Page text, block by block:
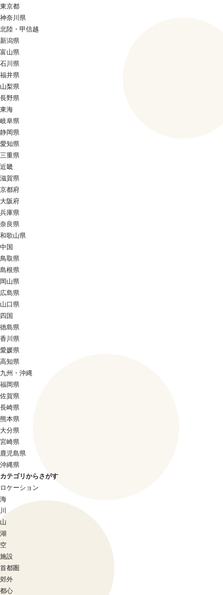
東京都
神奈川県
北陸・甲信越
新潟県
富山県
石川県
福井県
山梨県
長野県
東海
岐阜県
静岡県
愛知県
三重県
近畿
滋賀県
京都府
大阪府
兵庫県
奈良県
和歌山県
中国
鳥取県
島根県
岡山県
広島県
山口県
四国
徳島県
香川県
愛媛県
高知県
九州・沖縄
福岡県
佐賀県
長崎県
熊本県
大分県
宮崎県
鹿児島県
沖縄県
カテゴリからさがす
ロケーション
海
川
山
湖
空
施設
首都圏
郊外
都心